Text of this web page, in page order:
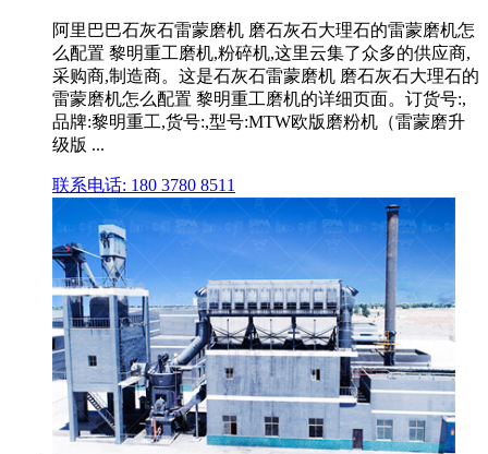
阿里巴巴石灰石雷蒙磨机 磨石灰石大理石的雷蒙磨机怎
么配置 黎明重工磨机,粉碎机,这里云集了众多的供应商,
采购商,制造商。这是石灰石雷蒙磨机 磨石灰石大理石的
雷蒙磨机怎么配置 黎明重工磨机的详细页面。订货号:,
品牌:黎明重工,货号:,型号:MTW欧版磨粉机（雷蒙磨升
级版 ...
联系电话: 180 3780 8511